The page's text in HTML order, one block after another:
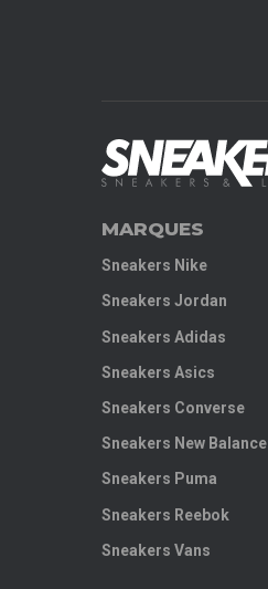
MARQUES
Sneakers Nike
Sneakers Jordan
Sneakers Adidas
Sneakers Asics
Sneakers Converse
Sneakers New Balance
Sneakers Puma
Sneakers Reebok
Sneakers Vans